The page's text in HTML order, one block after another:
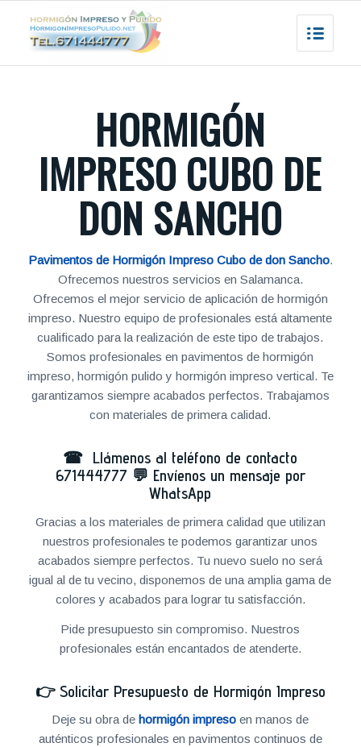
HORMIGÓN
IMPRESO CUBO DE
DON SANCHO
Pavimentos de Hormigón Impreso Cubo de don Sancho.
Ofrecemos nuestros servicios en Salamanca.
Ofrecemos el mejor servicio de aplicación de hormigón
impreso. Nuestro equipo de profesionales está altamente
cualificado para la realización de este tipo de trabajos.
Somos profesionales en pavimentos de hormigón
impreso, hormigón pulido y hormigón impreso vertical. Te
garantizamos siempre acabados perfectos. Trabajamos
con materiales de primera calidad.
☎ Llámenos al teléfono de contacto
671444777 💬 Envíenos un mensaje por
WhatsApp
Gracias a los materiales de primera calidad que utilizan
nuestros profesionales te podemos garantizar unos
acabados siempre perfectos. Tu nuevo suelo no será
igual al de tu vecino, disponemos de una amplia gama de
colores y acabados para lograr tu satisfacción.
Pide presupuesto sin compromiso. Nuestros
profesionales están encantados de atenderte.
👉 Solicitar Presupuesto de Hormigón Impreso
Deje su obra dehormigón impreso en manos de
auténticos profesionales en pavimentos continuos de